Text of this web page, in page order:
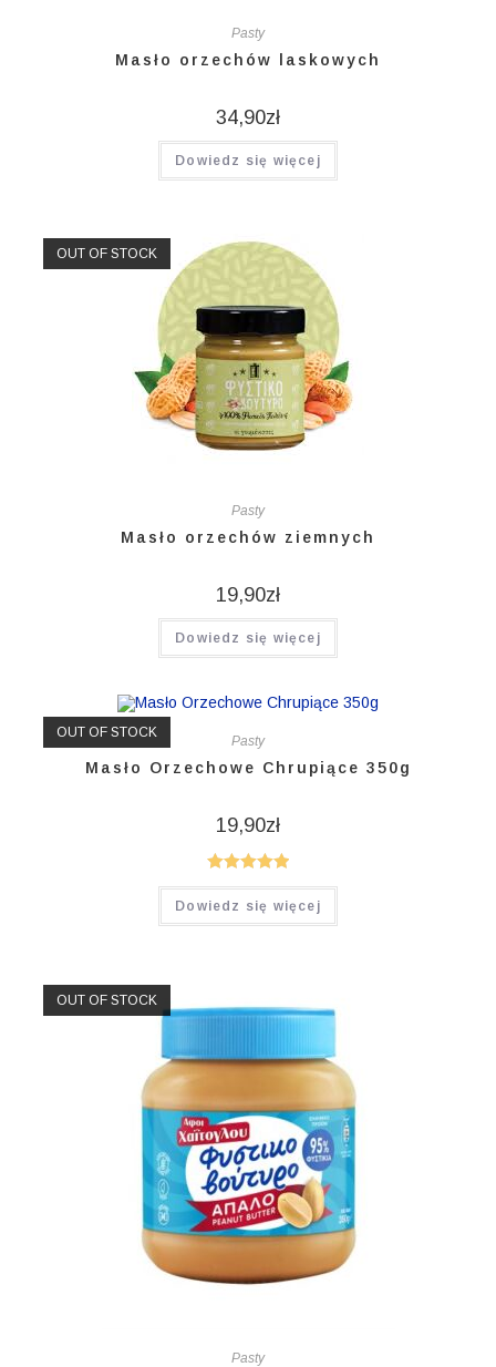
Pasty
Masło orzechów laskowych
34,90zł
Dowiedz się więcej
OUT OF STOCK
Pasty
Masło orzechów ziemnych
19,90zł
Dowiedz się więcej
OUT OF STOCK
Pasty
Masło Orzechowe Chrupiące 350g
19,90zł
Oceniono
5.00 na 5
Dowiedz się więcej
OUT OF STOCK
Pasty